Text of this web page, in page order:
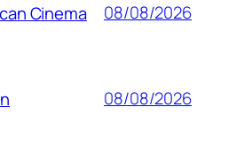
Cinema 08/08/2026
08/08/2026